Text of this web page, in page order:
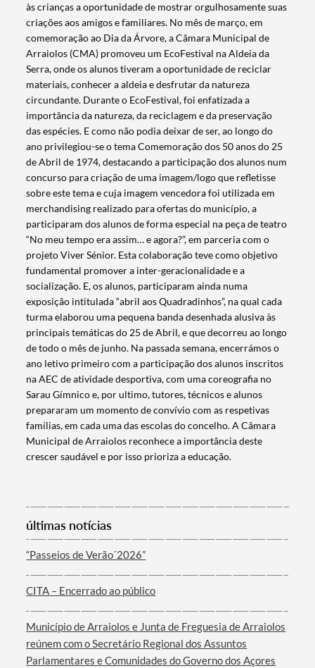
Termo de Pesquisa
Categorias gerais
Filtros
às crianças a oportunidade de mostrar orgulhosamente suas
criações aos amigos e familiares. No mês de março, em
comemoração ao Dia da Árvore, a Câmara Municipal de
Arraiolos (CMA) promoveu um EcoFestival na Aldeia da
Serra, onde os alunos tiveram a oportunidade de reciclar
materiais, conhecer a aldeia e desfrutar da natureza
circundante. Durante o EcoFestival, foi enfatizada a
importância da natureza, da reciclagem e da preservação
das espécies. E como não podia deixar de ser, ao longo do
ano privilegiou-se o tema Comemoração dos 50 anos do 25
de Abril de 1974, destacando a participação dos alunos num
concurso para criação de uma imagem/logo que refletisse
sobre este tema e cuja imagem vencedora foi utilizada em
merchandising realizado para ofertas do município, a
participaram dos alunos de forma especial na peça de teatro
“No meu tempo era assim… e agora?”, em parceria com o
projeto Viver Sénior. Esta colaboração teve como objetivo
fundamental promover a inter-geracionalidade e a
socialização. E, os alunos, participaram ainda numa
exposição intitulada “abril aos Quadradinhos”, na qual cada
turma elaborou uma pequena banda desenhada alusiva às
principais temáticas do 25 de Abril, e que decorreu ao longo
de todo o mês de junho. Na passada semana, encerrámos o
ano letivo primeiro com a participação dos alunos inscritos
na AEC de atividade desportiva, com uma coreografia no
Sarau Gímnico e, por ultimo, tutores, técnicos e alunos
prepararam um momento de convívio com as respetivas
famílias, em cada uma das escolas do concelho. A Câmara
Municipal de Arraiolos reconhece a importância deste
crescer saudável e por isso prioriza a educação.
últimas notícias
“Passeios de Verão´2026”
CITA – Encerrado ao público
Município de Arraiolos e Junta de Freguesia de Arraiolos
reúnem com o Secretário Regional dos Assuntos
Parlamentares e Comunidades do Governo dos Açores